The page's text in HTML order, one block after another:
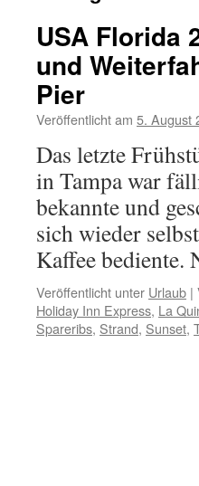
USA Florida
und
Pier
Veröffentlicht am 5. August
Das letzte
in Tampa war
bekannte und
sich wieder
Kaffee bediente.
Veröffentlicht unter Urlaub |
Holiday Inn Express, La
Spareribs, Strand, Sunset,